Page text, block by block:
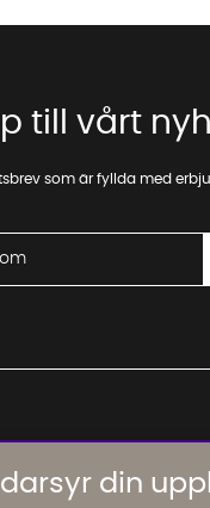
din
till vårt
som är fyllda med